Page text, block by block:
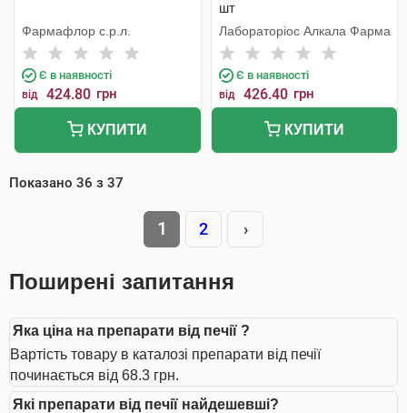
Фармафлор с.р.л.
Є в наявності
від 424.80 грн
КУПИТИ
шт
Лабораторіос Алкала Фарма
Є в наявності
від 426.40 грн
КУПИТИ
Показано 36 з 37
1 2 ›
Поширені запитання
Яка ціна на препарати від печії ?
Вартість товару в каталозі препарати від печії
починається від 68.3 грн.
Які препарати від печії найдешевші?